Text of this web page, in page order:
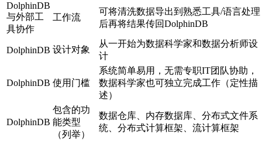
DolphinDB
与外部工
具协作
工作流
可将清洗数据导出到熟悉工具/语言处理
后再将结果传回DolphinDB
DolphinDB 设计对象
从一开始为数据科学家和数据分析师设
计
DolphinDB 使用门槛
系统简单易用，无需专职IT团队协助，
数据科学家也可独立完成工作（定性描
述）
DolphinDB
包含的功
能类型
（列举）
数据仓库、内存数据库、分布式文件系
统、分布式计算框架、流计算框架